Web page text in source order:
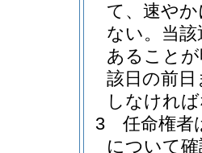
て、速や
ない。 当
あること
該日の前
しなけれ
3
任命権者
について